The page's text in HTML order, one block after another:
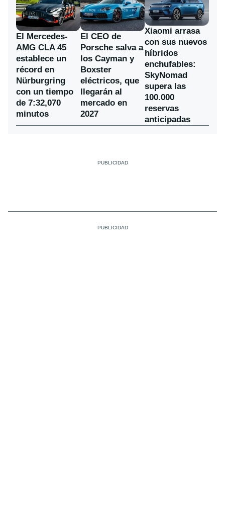
El Mercedes-
AMG CLA 45
establece un
récord en
Nürburgring
con un tiempo
de 7:32,070
minutos
El CEO de
Porsche salva a
los Cayman y
Boxster
eléctricos, que
llegarán al
mercado en
2027
Xiaomi arrasa
con sus nuevos
híbridos
enchufables:
SkyNomad
supera las
100.000
reservas
anticipadas